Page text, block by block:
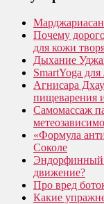
Почему
для кожи
Дыхание
SmartYoga
Агнисара
пищеварения
Самомассаж
«Формула
Соколе
Эндорфинный
движение?
Про вред
Какие